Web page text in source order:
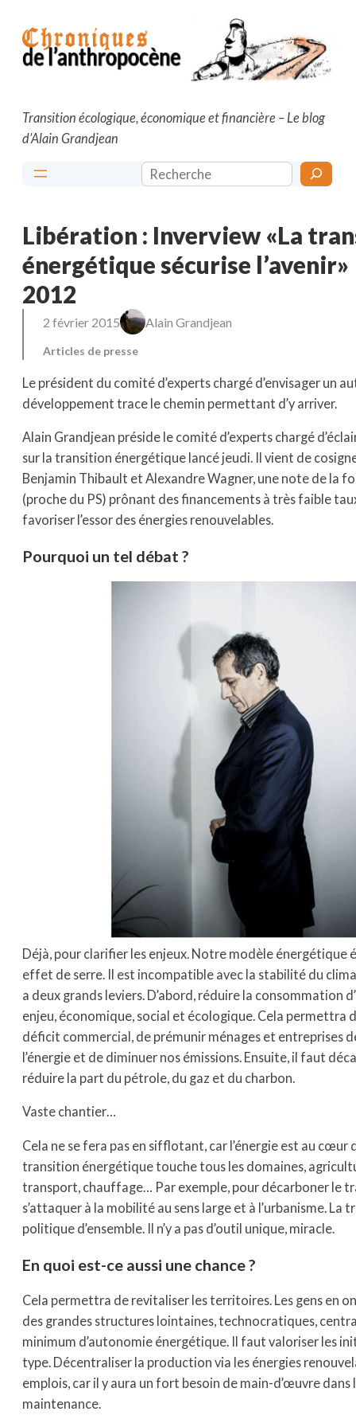
contenu
Transition écologique, économique et financière – Le blog
d’Alain Grandjean
Rechercher
Libération : Inverview «La
énergétique sécurise
2012
2 février 2015 Alain Grandjean
Articles de presse
Le président du comité d’experts chargé d’envisager un
développement trace le chemin permettant d’y arriver.
Alain Grandjean préside le comité d’experts chargé
sur la transition énergétique lancé jeudi. Il vient de
Benjamin Thibault et Alexandre Wagner, une note de la
(proche du PS) prônant des financements à très faible
favoriser l’essor des énergies renouvelables.
Pourquoi un tel débat ?
Déjà, pour clarifier les enjeux. Notre modèle énergétique
effet de serre. Il est incompatible avec la stabilité du
a deux grands leviers. D’abord, réduire la consommation
enjeu, économique, social et écologique. Cela permettra
déficit commercial, de prémunir ménages et entreprises
l’énergie et de diminuer nos émissions. Ensuite, il faut
réduire la part du pétrole, du gaz et du charbon.
Vaste chantier…
Cela ne se fera pas en sifflotant, car l’énergie est au cœur
transition énergétique touche tous les domaines,
transport, chauffage… Par exemple, pour décarboner le
s’attaquer à la mobilité au sens large et à l’urbanisme. La
politique d’ensemble. Il n’y a pas d’outil unique, miracle.
En quoi est-ce aussi une chance ?
Cela permettra de revitaliser les territoires. Les gens en
des grandes structures lointaines, technocratiques,
minimum d’autonomie énergétique. Il faut valoriser les
type. Décentraliser la production via les énergies
emplois, car il y aura un fort besoin de main-d’œuvre
maintenance.